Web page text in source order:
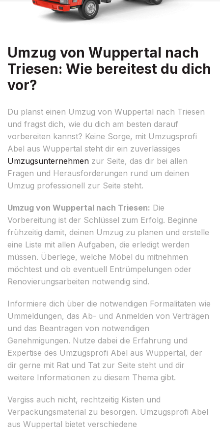
Umzug von Wuppertal nach
Triesen: Wie bereitest du dich
vor?
Du planst einen Umzug von Wuppertal nach Triesen
und fragst dich, wie du dich am besten darauf
vorbereiten kannst? Keine Sorge, mit Umzugsprofi
Abel aus Wuppertal steht dir ein zuverlässiges
Umzugsunternehmen zur Seite, das dir bei allen
Fragen und Herausforderungen rund um deinen
Umzug professionell zur Seite steht.
Umzug von Wuppertal nach Triesen: Die
Vorbereitung ist der Schlüssel zum Erfolg. Beginne
frühzeitig damit, deinen Umzug zu planen und erstelle
eine Liste mit allen Aufgaben, die erledigt werden
müssen. Überlege, welche Möbel du mitnehmen
möchtest und ob eventuell Entrümpelungen oder
Renovierungsarbeiten notwendig sind.
Informiere dich über die notwendigen Formalitäten wie
Ummeldungen, das Ab- und Anmelden von Verträgen
und das Beantragen von notwendigen
Genehmigungen. Nutze dabei die Erfahrung und
Expertise des Umzugsprofi Abel aus Wuppertal, der
dir gerne mit Rat und Tat zur Seite steht und dir
weitere Informationen zu diesem Thema gibt.
Vergiss auch nicht, rechtzeitig Kisten und
Verpackungsmaterial zu besorgen. Umzugsprofi Abel
aus Wuppertal bietet verschiedene